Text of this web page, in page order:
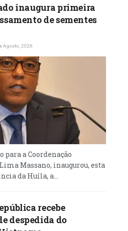
inaugura primeira
de sementes
Agosto, 2026
para a Coordenação
Massano, inaugurou, esta
da Huíla, a...
recebe
despedida do